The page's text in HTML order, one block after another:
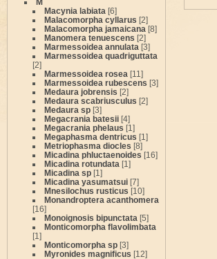
Macynia labiata [6]
Malacomorpha cyllarus [2]
Malacomorpha jamaicana [8]
Manomera tenuescens [2]
Marmessoidea annulata [3]
Marmessoidea quadriguttata
[2]
Marmessoidea rosea [11]
Marmessoidea rubescens [3]
Medaura jobrensis [2]
Medaura scabriusculus [2]
Medaura sp [3]
Megacrania batesii [4]
Megacrania phelaus [1]
Megaphasma dentricus [1]
Metriophasma diocles [8]
Micadina phluctaenoides [16]
Micadina rotundata [1]
Micadina sp [1]
Micadina yasumatsui [7]
Mnesilochus rusticus [10]
Monandroptera acanthomera
[16]
Monoignosis bipunctata [5]
Monticomorpha flavolimbata
[1]
Monticomorpha sp [3]
Myronides magnificus [12]